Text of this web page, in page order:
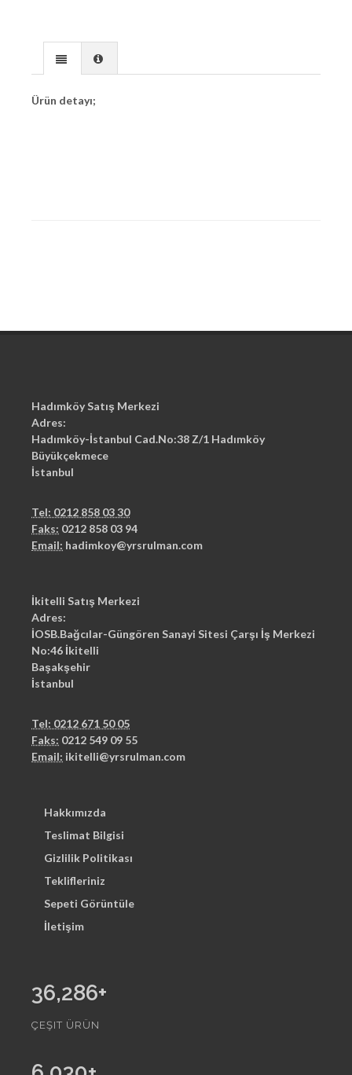
Ürün detayı;
Hadımköy Satış Merkezi
Adres:
Hadımköy-İstanbul Cad.No:38 Z/1 Hadımköy
Büyükçekmece
İstanbul
Tel: 0212 858 03 30
Faks: 0212 858 03 94
Email: hadimkoy@yrsrulman.com
İkitelli Satış Merkezi
Adres:
İOSB.Bağcılar-Güngören Sanayi Sitesi Çarşı İş Merkezi
No:46 İkitelli
Başakşehir
İstanbul
Tel: 0212 671 50 05
Faks: 0212 549 09 55
Email: ikitelli@yrsrulman.com
Hakkımızda
Teslimat Bilgisi
Gizlilik Politikası
Teklifleriniz
Sepeti Görüntüle
İletişim
36,286+
ÇEŞIT ÜRÜN